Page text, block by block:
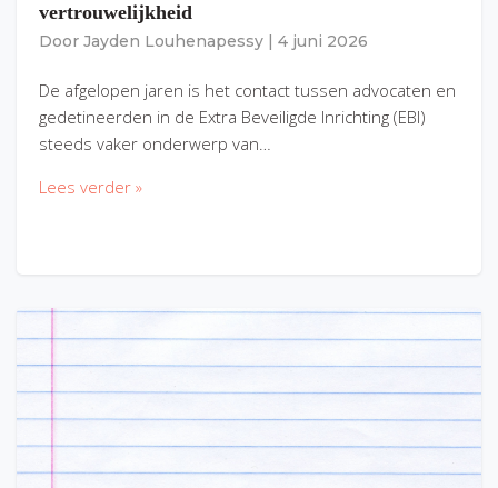
vertrouwelijkheid
Door Jayden Louhenapessy 4 juni 2026
De afgelopen jaren is het contact tussen advocaten en
gedetineerden in de Extra Beveiligde Inrichting (EBI)
steeds vaker onderwerp van…
Lees verder »